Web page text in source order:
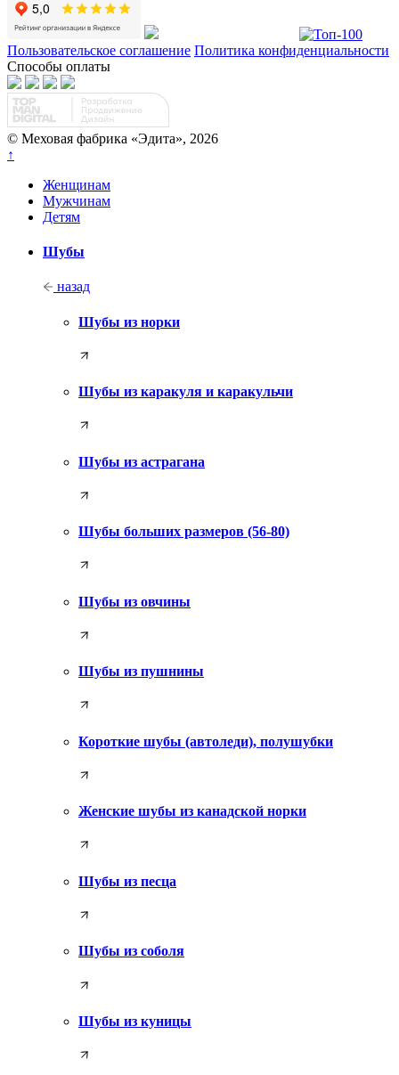
Пользовательское соглашение Политика конфиденциальности
Способы оплаты
© Меховая фабрика «Эдита», 2026
↑
Женщинам
Мужчинам
Детям
Шубы
назад
Шубы из норки
Шубы из каракуля и каракульчи
Шубы из астрагана
Шубы больших размеров (56-80)
Шубы из овчины
Шубы из пушнины
Короткие шубы (автоледи), полушубки
Женские шубы из канадской норки
Шубы из песца
Шубы из соболя
Шубы из куницы